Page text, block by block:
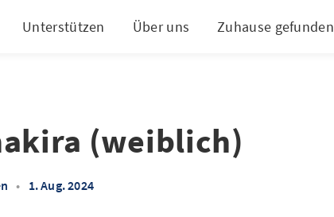
Unterstützen Über uns Zuhause gefunden
(weiblich)
• 1. Aug. 2024